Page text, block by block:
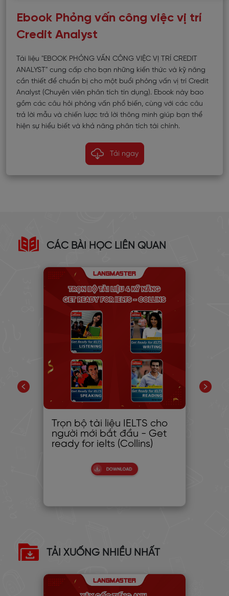
Ebook Phỏng vấn công việc vị trí
Credit Analyst
Tài liệu "EBOOK PHỎNG VẤN CÔNG VIỆC VỊ TRÍ CREDIT
ANALYST" cung cấp cho bạn những kiến thức và kỹ năng
cần thiết để chuẩn bị cho một buổi phỏng vấn vị trí Credit
Analyst (Chuyên viên phân tích tín dụng). Ebook này bao
gồm các câu hỏi phỏng vấn phổ biến, cùng với các câu
trả lời mẫu và chiến lược trả lời thông minh giúp bạn thể
hiện sự hiểu biết và khả năng phân tích tài chính.
Tải ngay
CÁC BÀI HỌC LIÊN QUAN
Trọn bộ tài liệu IELTS cho
người mới bắt đầu - Get
ready for ielts (Collins)
TẢI XUỐNG NHIỀU NHẤT